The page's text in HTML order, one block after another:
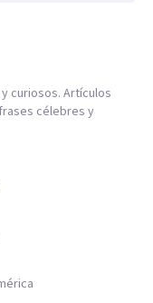
curiosos. Artículos
célebres y